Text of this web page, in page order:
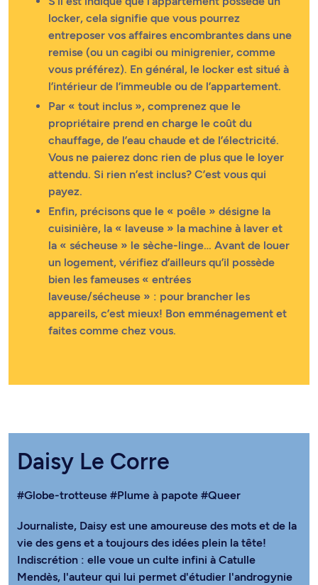
locker, cela signifie que vous pourrez
entreposer vos affaires encombrantes dans une
remise (ou un cagibi ou minigrenier, comme
vous préférez). En général, le locker est situé à
l’intérieur de l’immeuble ou de l’appartement.
Par « tout inclus », comprenez que le
propriétaire prend en charge le coût du
chauffage, de l’eau chaude et de l’électricité.
Vous ne paierez donc rien de plus que le loyer
attendu. Si rien n’est inclus? C’est vous qui
payez.
Enfin, précisons que le « poêle » désigne la
cuisinière, la « laveuse » la machine à laver et
la « sécheuse » le sèche-linge… Avant de louer
un logement, vérifiez d’ailleurs qu’il possède
bien les fameuses « entrées
laveuse/sécheuse » : pour brancher les
appareils, c’est mieux! Bon emménagement et
faites comme chez vous.
Daisy Le Corre
#Globe-trotteuse #Plume à papote #Queer
Journaliste, Daisy est une amoureuse des mots et de la
vie des gens et a toujours des idées plein la tête!
Indiscrétion : elle voue un culte infini à Catulle
Mendès, l'auteur qui lui permet d'étudier l'androgynie